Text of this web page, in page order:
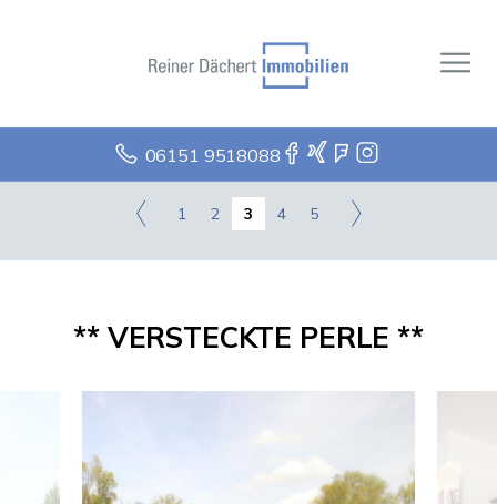
06151 9518088
1 2 3 4 5
** VERSTECKTE PERLE **